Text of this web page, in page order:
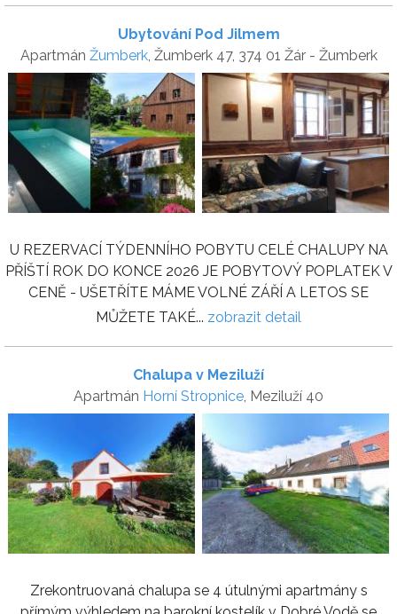
Ubytování Pod Jilmem
Apartmán Žumberk, Žumberk 47, 374 01 Žár - Žumberk
U REZERVACÍ TÝDENNÍHO POBYTU CELÉ CHALUPY NA
PŘÍŠTÍ ROK DO KONCE 2026 JE POBYTOVÝ POPLATEK V
CENĚ - UŠETŘÍTE MÁME VOLNÉ ZÁŘÍ A LETOS SE
MŮŽETE TAKÉ... zobrazit detail
Chalupa v Meziluží
Apartmán Horní Stropnice, Meziluží 40
Zrekontruovaná chalupa se 4 útulnými apartmány s